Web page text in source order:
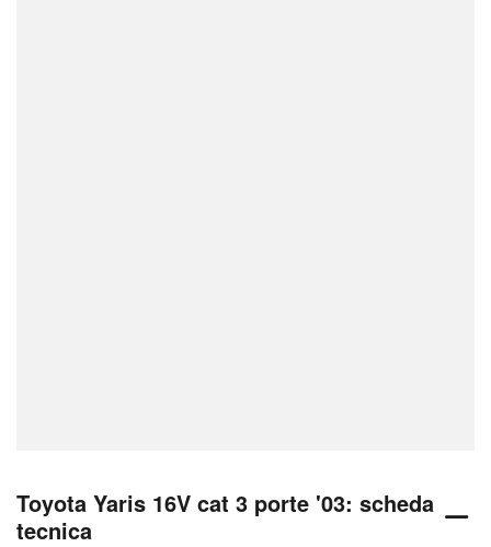
Toyota Yaris 16V cat 3 porte '03: scheda
tecnica